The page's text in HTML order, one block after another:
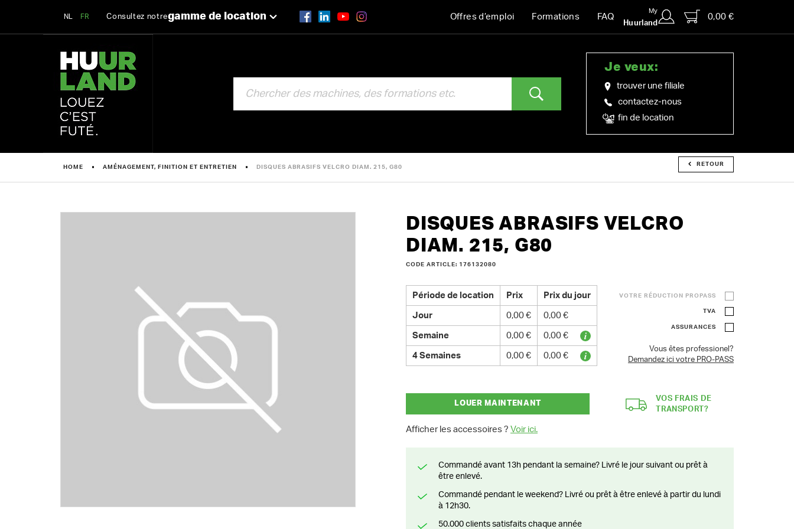
NL FR Consultez notregamme de location Offres d’emploi Formations FAQ
My
Huurland
0,00 €
Je veux:
trouver une filiale
contactez-nous
fin de location
HOME AMÉNAGEMENT, FINITION ET ENTRETIEN DISQUES ABRASIFS VELCRO DIAM. 215, G80 RETOUR
DISQUES ABRASIFS VELCRO
DIAM. 215, G80
CODE ARTICLE: 176132080
Période de location Prix Prix du jour
Jour 0,00 € 0,00 €
Semaine 0,00 € 0,00 €
4 Semaines 0,00 € 0,00 €
VOTRE RÉDUCTION PROPASS
TVA
ASSURANCES
Vous êtes professionel?
Demandez ici votre PRO-PASS
LOUER MAINTENANT
Afficher les accessoires ? Voir ici.
VOS FRAIS DE
TRANSPORT?
Commandé avant 13h pendant la semaine? Livré le jour suivant ou prêt à
être enlevé.
Commandé pendant le weekend? Livré ou prêt à être enlevé à partir du lundi
à 12h30.
50.000 clients satisfaits chaque année